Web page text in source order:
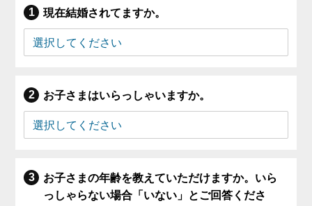
現在結婚されてますか。
お子さまはいらっしゃいますか。
お子さまの年齢を教えていただけますか。いら
っしゃらない場合「いない」とご回答くださ